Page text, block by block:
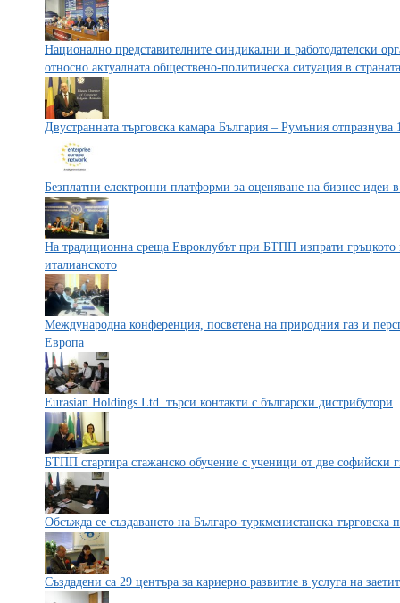
Национално представителните синдикални и работодателски
относно актуалната обществено-политическа ситуация в страната
Двустранната търговска камара България – Румъния отпразнува
Безплатни електронни платформи за оценяване на бизнес идеи
На традиционна среща Евроклубът при БТПП изпрати гръцкото
италианското
Международна конференция, посветена на природния газ и
Европа
Eurasian Holdings Ltd. търси контакти с български дистрибутори
БТПП стартира стажанско обучение с ученици от две софийски
Обсъжда се създаването на Българо-туркменистанска търговска
Създадени са 29 центъра за кариерно развитие в услуга на